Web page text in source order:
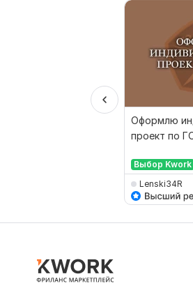
Оформлю
проект по
Выбор Kwork
Lenski34R